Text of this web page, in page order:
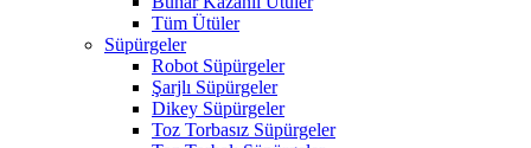
Tüm Ütüler
Süpürgeler
Robot Süpürgeler
Şarjlı Süpürgeler
Dikey Süpürgeler
Toz Torbasız Süpürgeler